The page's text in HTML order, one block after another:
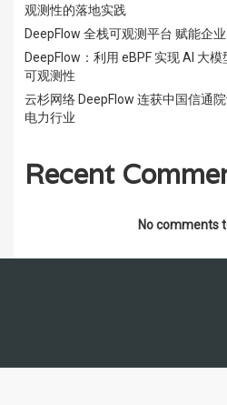
观测性的落地实践
DeepFlow 全栈可观测平台 赋能企
DeepFlow：利用 eBPF 实现 AI 大
可观测性
云杉网络 DeepFlow 连获中国信通
电力行业
Recent
No comments